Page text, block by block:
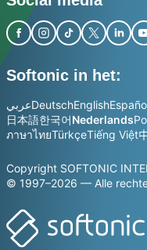
Softonic in het:
عربيDeutschEnglish
日本語한국어Nederlands
ภาษาไทยTürkçeTiếng Việt
Copyright SOFTONIC
© 1997–2026 — Alle